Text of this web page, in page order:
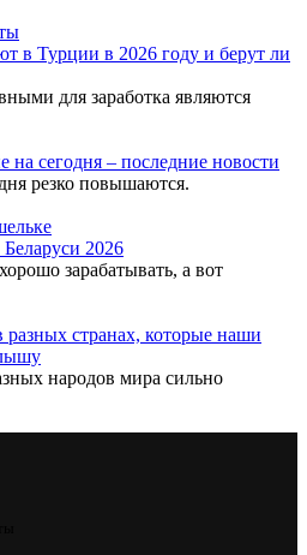
в Турции в 2026 году и берут ли
для заработка являются
на сегодня – последние новости
резко повышаются.
2026
зарабатывать, а вот
странах, которые наши
народов мира сильно